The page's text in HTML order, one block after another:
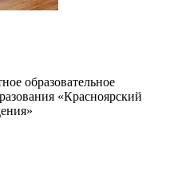
образовательное
«Красноярский